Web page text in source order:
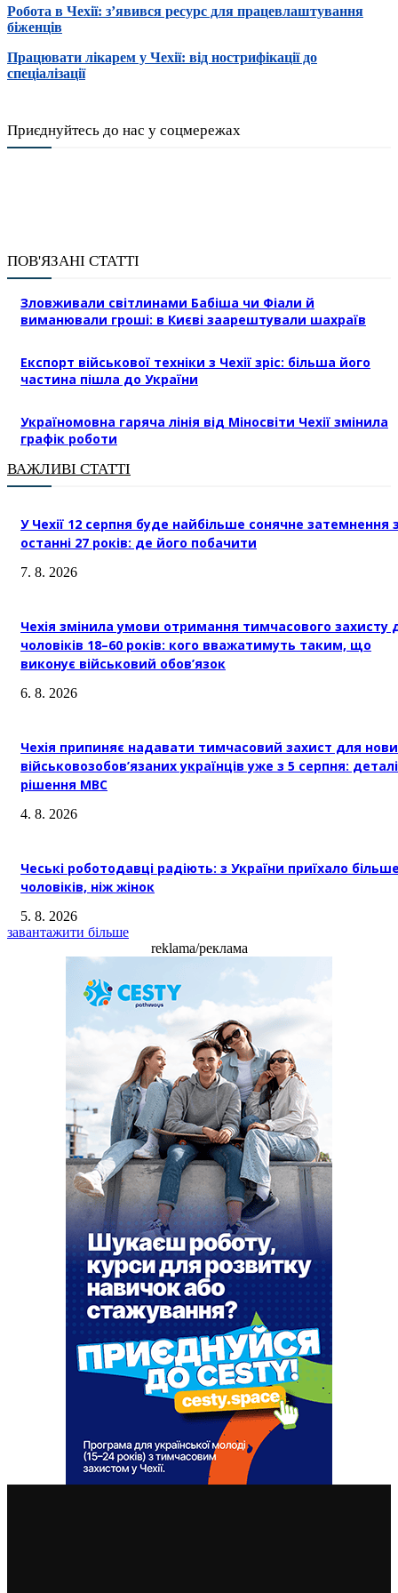
Робота в Чехії: з’явився ресурс для працевлаштування
біженців
Працювати лікарем у Чехії: від нострифікації до
спеціалізації
Приєднуйтесь до нас у соцмережах
ПОВ'ЯЗАНІ СТАТТІ
Зловживали світлинами Бабіша чи Фіали й
виманювали гроші: в Києві заарештували шахраїв
Експорт військової техніки з Чехії зріс: більша його
частина пішла до України
Україномовна гаряча лінія від Міносвіти Чехії змінила
графік роботи
ВАЖЛИВІ СТАТТІ
У Чехії 12 серпня буде найбільше сонячне затемнення
останні 27 років: де його побачити
7. 8. 2026
Чехія змінила умови отримання тимчасового захисту
чоловіків 18–60 років: кого вважатимуть таким, що
виконує військовий обов’язок
6. 8. 2026
Чехія припиняє надавати тимчасовий захист для
військовозобов’язаних українців уже з 5 серпня: деталі
рішення МВС
4. 8. 2026
Чеські роботодавці радіють: з України приїхало
чоловіків, ніж жінок
5. 8. 2026
завантажити більше
reklama/реклама